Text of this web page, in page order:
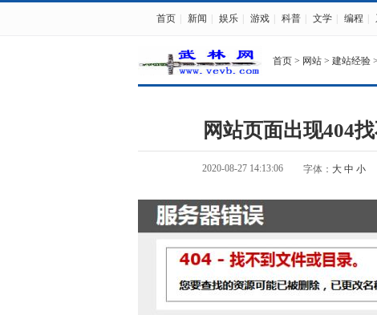
首页 新闻 娱乐 游戏 科普 文学 编程
首页 > 网站 > 建站经验
网站页面出现404
2020-08-27 14:13:06 字体： 大 中 小